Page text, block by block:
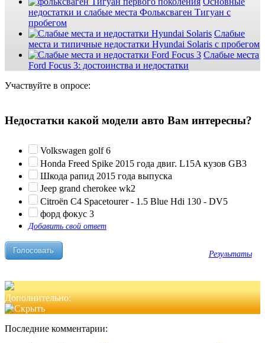
недостатки и слабые места Фольксваген Тигуан с
пробегом
Слабые
места и типичные недостатки Hyundai Solaris с пробегом
Слабые места
Ford Focus 3: достоинства и недостатки
Участвуйте в опросе:
Недостатки какой модели авто Вам интересны?
Volkswagen golf 6
Honda Freed Spike 2015 года двиг. L15A кузов GB3
Шкода рапид 2015 года выпуска
Jeep grand cherokee wk2
Citroën C4 Spacetourer - 1.5 Blue Hdi 130 - DV5
форд фокус 3
Добавить свой ответ
Результаты
Дополнительно:
Последние комментарии: